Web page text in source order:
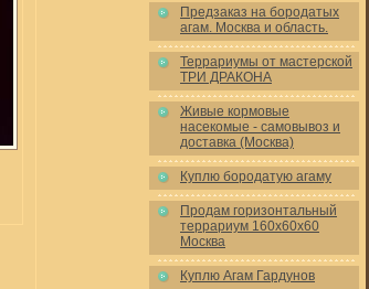
Предзаказ на бородатых
агам. Москва и область.
Террариумы от мастерской
ТРИ ДРАКОНА
Живые кормовые
насекомые - самовывоз и
доставка (Москва)
Куплю бородатую агаму
Продам горизонтальный
террариум 160x60x60
Москва
Куплю Агам Гардунов